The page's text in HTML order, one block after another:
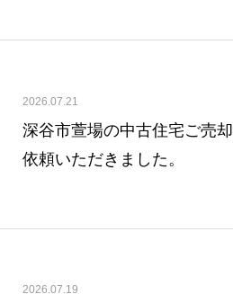
2026.07.21
深谷市萱場の中古住宅ご売却
依頼いただきました。
2026.07.19